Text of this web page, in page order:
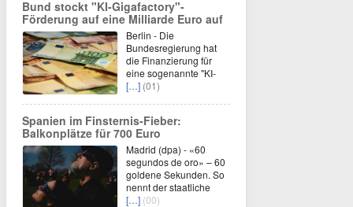
Bund stockt "KI-Gigafactory"-
Förderung auf eine Milliarde Euro auf
Berlin - Die
Bundesregierung hat
die Finanzierung für
eine sogenannte "KI-
[…] (01)
Spanien im Finsternis-Fieber:
Balkonplätze für 700 Euro
Madrid (dpa) - «60
segundos de oro» – 60
goldene Sekunden. So
nennt der staatliche
[…] (00)